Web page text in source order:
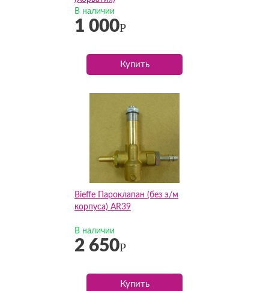
В наличии
1 000Р
Купить
Bieffe Пароклапан (без э/м
корпуса) AR39
В наличии
2 650Р
Купить